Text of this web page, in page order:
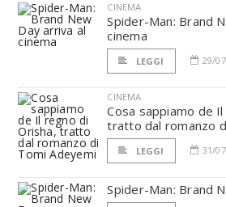
CINEMA
Spider-Man: Brand
cinema
LEGGI 29/
CINEMA
Cosa sappiamo de
tratto dal romanzo
LEGGI 31/
Spider-Man: Brand